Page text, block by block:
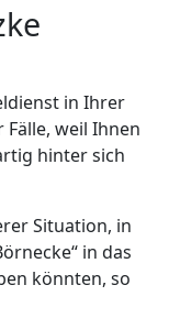
in Ihrer
Fälle, weil Ihnen
hinter sich
Situation, in
in das
könnten, so